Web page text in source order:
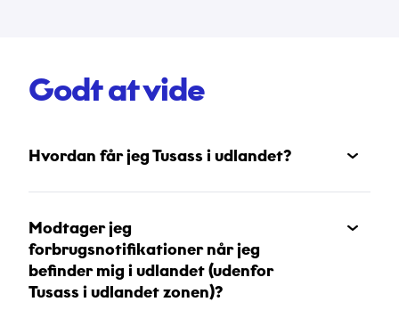
Godt at vide
Hvordan får jeg Tusass i udlandet?
Modtager jeg
forbrugsnotifikationer når jeg
befinder mig i udlandet (udenfor
Tusass i udlandet zonen)?